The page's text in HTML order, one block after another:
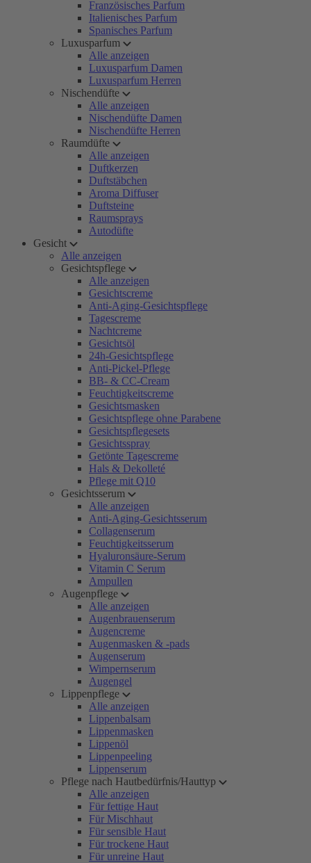
Französisches Parfum
Italienisches Parfum
Spanisches Parfum
Luxusparfum
Alle anzeigen
Luxusparfum Damen
Luxusparfum Herren
Nischendüfte
Alle anzeigen
Nischendüfte Damen
Nischendüfte Herren
Raumdüfte
Alle anzeigen
Duftkerzen
Duftstäbchen
Aroma Diffuser
Duftsteine
Raumsprays
Autodüfte
Gesicht
Alle anzeigen
Gesichtspflege
Alle anzeigen
Gesichtscreme
Anti-Aging-Gesichtspflege
Tagescreme
Nachtcreme
Gesichtsöl
24h-Gesichtspflege
Anti-Pickel-Pflege
BB- & CC-Cream
Feuchtigkeitscreme
Gesichtsmasken
Gesichtspflege ohne Parabene
Gesichtspflegesets
Gesichtsspray
Getönte Tagescreme
Hals & Dekolleté
Pflege mit Q10
Gesichtsserum
Alle anzeigen
Anti-Aging-Gesichtsserum
Collagenserum
Feuchtigkeitsserum
Hyaluronsäure-Serum
Vitamin C Serum
Ampullen
Augenpflege
Alle anzeigen
Augenbrauenserum
Augencreme
Augenmasken & -pads
Augenserum
Wimpernserum
Augengel
Lippenpflege
Alle anzeigen
Lippenbalsam
Lippenmasken
Lippenöl
Lippenpeeling
Lippenserum
Pflege nach Hautbedürfnis/Hauttyp
Alle anzeigen
Für fettige Haut
Für Mischhaut
Für sensible Haut
Für trockene Haut
Für unreine Haut